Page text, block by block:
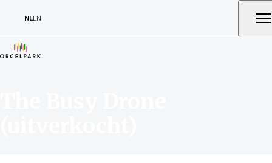
NLEN